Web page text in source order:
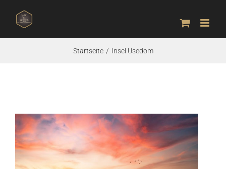
Inhalt
springen
Startseite Insel Usedom